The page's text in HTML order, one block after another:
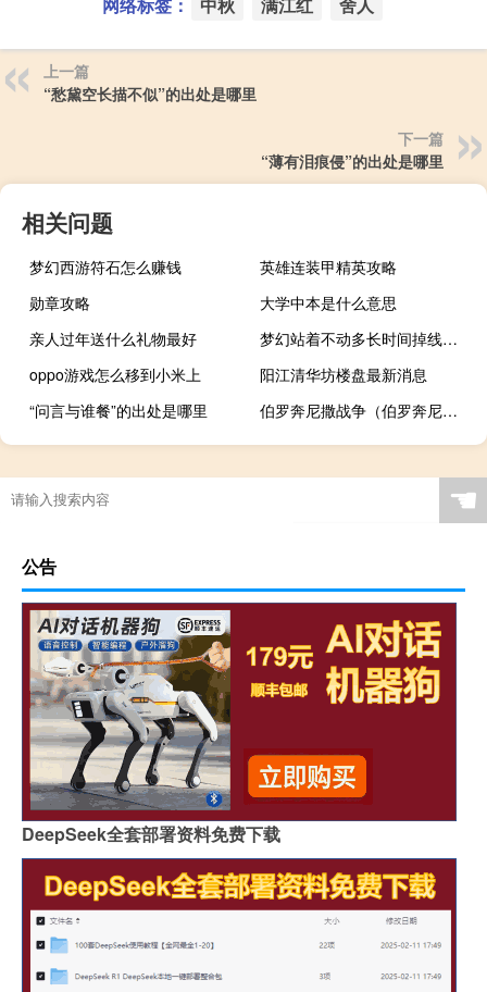
网络标签： 中秋 满江红 舍人
上一篇
“愁黛空长描不似”的出处是哪里
下一篇
“薄有泪痕侵”的出处是哪里
相关问题
梦幻西游符石怎么赚钱
英雄连装甲精英攻略
勋章攻略
大学中本是什么意思
亲人过年送什么礼物最好
梦幻站着不动多长时间掉线（梦幻站）
oppo游戏怎么移到小米上
阳江清华坊楼盘最新消息
“问言与谁餐”的出处是哪里
伯罗奔尼撒战争（伯罗奔尼撒半岛）
☚
公告
DeepSeek全套部署资料免费下载